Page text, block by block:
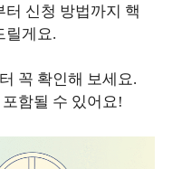
신청 방법까지 핵
릴게요.
꼭 확인해 보세요.
함될 수 있어요!